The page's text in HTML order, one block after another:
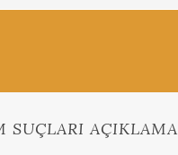
SUÇLARI AÇIKLAMA